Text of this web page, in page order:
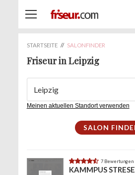
STARTSEITE // SALONFINDER
Friseur in Leipzig
Meinen aktuellen Standort verwenden
KAMMPUS STRESE
4.7 7 Bewertungen